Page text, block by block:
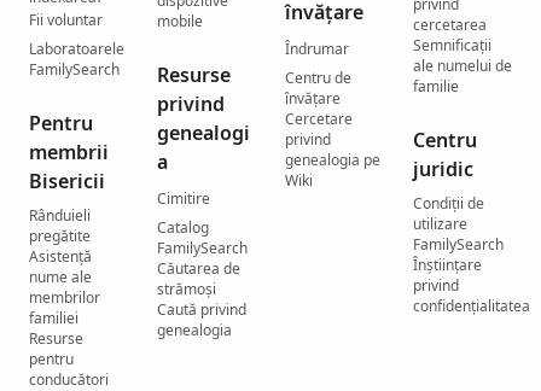
Fii voluntar
Laboratoarele
FamilySearch
Pentru
membrii
Bisericii
Rânduieli
pregătite
Asistență
nume ale
membrilor
familiei
Resurse
pentru
conducători
mobile
Resurse
privind
genealogi
a
Cimitire
Catalog
FamilySearch
Căutarea de
strămoși
Caută privind
genealogia
învățare
Îndrumar
Centru de
învățare
Cercetare
privind
genealogia pe
Wiki
privind
cercetarea
Semnificații
ale numelui de
familie
Centru
juridic
Condiții de
utilizare
FamilySearch
Înștiințare
privind
confidențialitatea